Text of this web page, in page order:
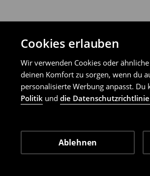
Cookies erlauben
Wir verwenden Cookies oder
deinen Komfort zu sorgen, wenn du
personalisierte Werbung anpasst.
Politik und die
Ablehnen